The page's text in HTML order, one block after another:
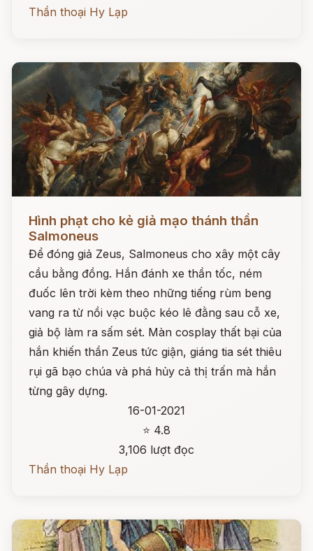
Thần thoại Hy Lạp
Hình phạt cho kẻ giả mạo thánh thần
Salmoneus
Để đóng giả Zeus, Salmoneus cho xây một cây
cầu bằng đồng. Hắn đánh xe thần tốc, ném
đuốc lên trời kèm theo những tiếng rùm beng
vang ra từ nồi vạc buộc kéo lê đằng sau cỗ xe,
giả bộ làm ra sấm sét. Màn cosplay thất bại của
hắn khiến thần Zeus tức giận, giáng tia sét thiêu
rụi gã bạo chúa và phá hủy cả thị trấn mà hắn
từng gây dựng.
16-01-2021
⭐ 4.8
3,106 lượt đọc
Thần thoại Hy Lạp